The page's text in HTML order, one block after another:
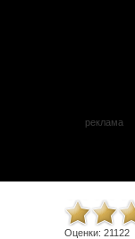
реклама
Оценки: 21122